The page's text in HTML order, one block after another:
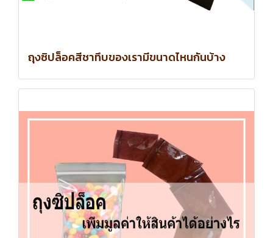
ถุงซิปล็อคสีชาทึบของเรามีขนาดไหนกันบ้าง